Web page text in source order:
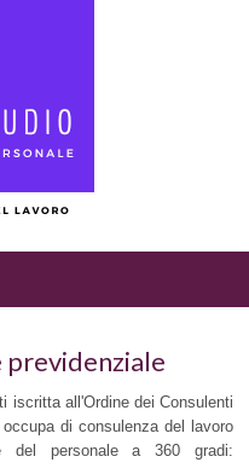
previdenziale
iscritta all'Ordine dei Consulenti
di consulenza del lavoro
del personale a 360 gradi: